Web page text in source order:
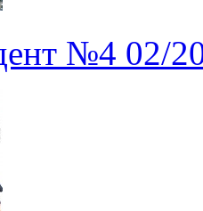
№4 02/